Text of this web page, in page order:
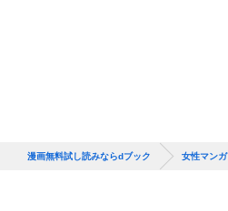
漫画無料試し読みならdブック 女性マンガ